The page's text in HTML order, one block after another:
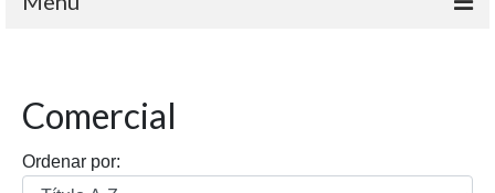
Comercial
Ordenar por: